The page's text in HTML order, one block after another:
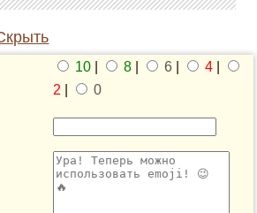
10 8 6 4
2
0